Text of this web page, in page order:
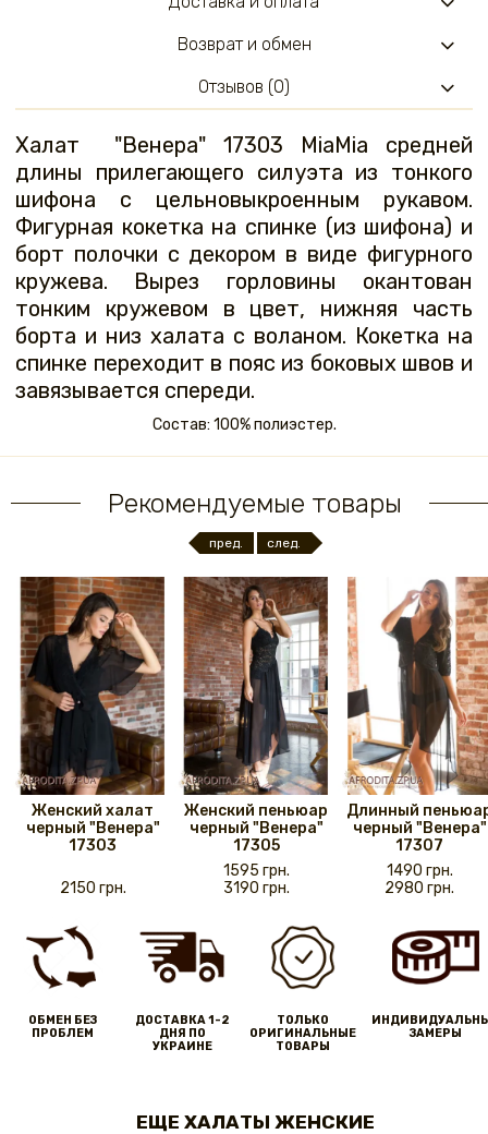
Халат "Венера" 17303 MiaMia средней
длины прилегающего силуэта из тонкого
шифона с цельновыкроенным рукавом.
Фигурная кокетка на спинке (из шифона) и
борт полочки с декором в виде фигурного
кружева. Вырез горловины окантован
тонким кружевом в цвет, нижняя часть
борта и низ халата с воланом. Кокетка на
спинке переходит в пояс из боковых швов и
завязывается спереди.
Состав: 100% полиэстер.
Возврат и обмен
Отзывов (0)
Рекомендуемые товары
пред. след.
Женский халат
черный "Венера"
17303
2150 грн.
Женский пеньюар
черный "Венера"
17305
1595 грн.
3190 грн.
Длинный
черный "Венера"
17307
1490 грн.
2980 грн.
ОБМЕН БЕЗ
ПРОБЛЕМ
ДОСТАВКА 1-2
ДНЯ ПО
УКРАИНЕ
ТОЛЬКО
ОРИГИНАЛЬНЫЕ
ТОВАРЫ
ЗАМЕРЫ
ЕЩЕ ХАЛАТЫ ЖЕНСКИЕ